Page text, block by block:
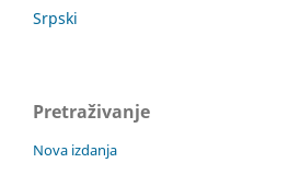
Srpski
Pretraživanje
Nova izdanja